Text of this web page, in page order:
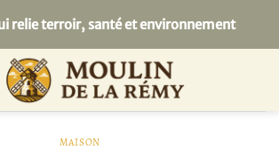
relie terroir, santé et environnement
MAISON